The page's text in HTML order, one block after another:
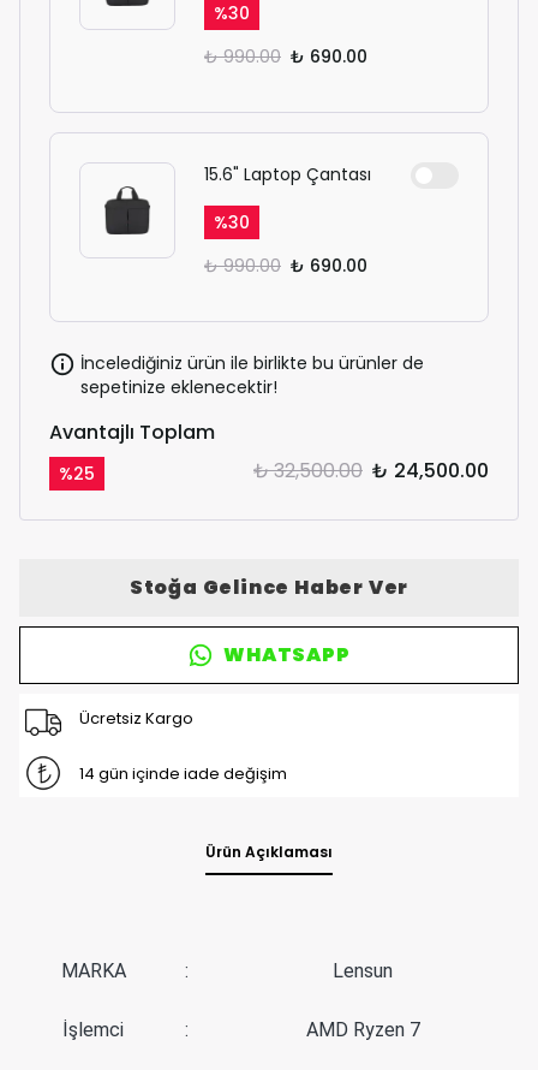
%30
₺ 990.00 ₺ 690.00
15.6" Laptop Çantası
%30
₺ 990.00 ₺ 690.00
İncelediğiniz ürün ile birlikte bu ürünler de
sepetinize eklenecektir!
Avantajlı Toplam
%25 ₺ 32,500.00 ₺ 24,500.00
Stoğa Gelince Haber Ver
WHATSAPP
Ücretsiz Kargo
14 gün içinde iade değişim
Ürün Açıklaması
MARKA : Lensun
İşlemci : AMD Ryzen 7